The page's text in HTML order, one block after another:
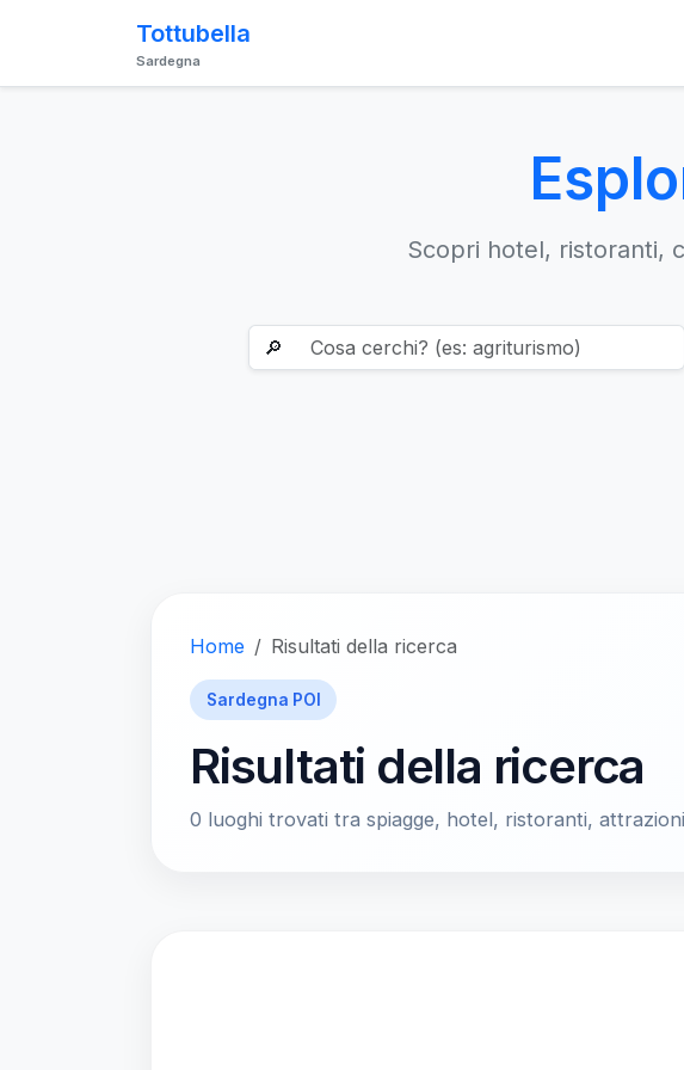
Tottubella
Sardegna
Scopri hotel, ristoranti,
🔎
Home Risultati della ricerca
Sardegna POI
Risultati della ricerca
0 luoghi trovati tra spiagge, hotel, ristoranti,